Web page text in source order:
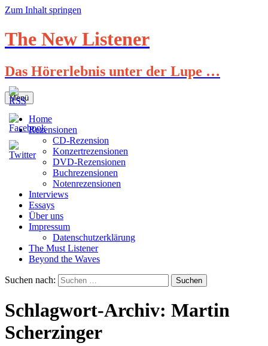
Zum Inhalt springen
The New Listener
Das Hörerlebnis unter der Lupe …
Menü
Home
Rezensionen
CD-Rezension
Konzertrezensionen
DVD-Rezensionen
Buchrezensionen
Notenrezensionen
Interviews
Essays
Über uns
Impressum
Datenschutzerklärung
The Must Listener
Beyond the Waves
Suchen nach:
Schlagwort-Archiv: Martin
Scherzinger